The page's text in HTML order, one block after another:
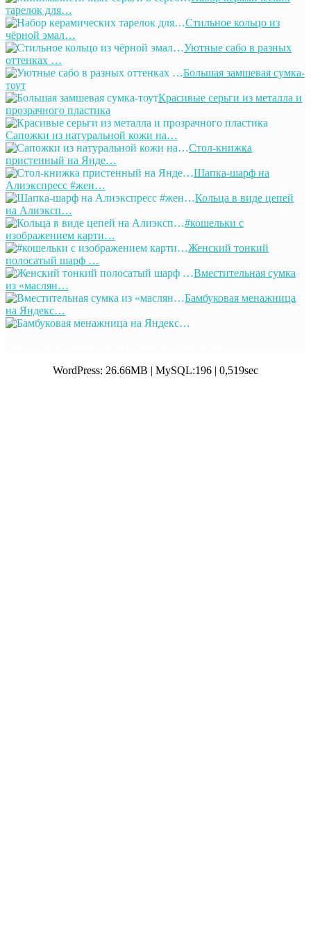
тарелок для…
Стильное кольцо из
чёрной эмал…
Уютные сабо в разных
оттенках …
Большая замшевая сумка-
тоут
Красивые серьги из металла и
прозрачного пластика
Сапожки из натуральной кожи на…
Стол-книжка
пристенный на Янде…
Шапка-шарф на
Алиэкспресс #жен…
Кольца в виде цепей
на Алиэксп…
#кошельки с
изображением карти…
Женский тонкий
полосатый шарф …
Вместительная сумка
из «маслян…
Бамбуковая менажница
на Яндекс…
WordPress: 26.66MB | MySQL:196 | 0,519sec